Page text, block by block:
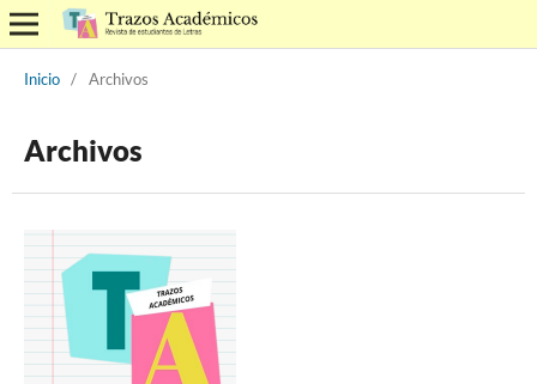
Inicio / Archivos
Archivos